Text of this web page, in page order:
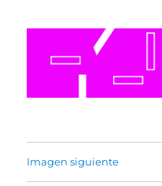
Imagen siguiente